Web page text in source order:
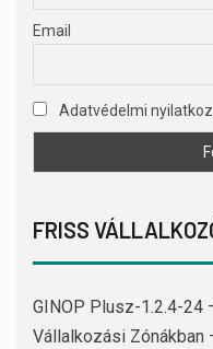
Email
Adatvédelmi
FRISS
GINOP Plusz-1.2.4-24
Vállalkozási